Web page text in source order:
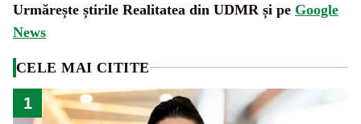
Urmărește știrile Realitatea din UDMR și pe Google
News
CELE MAI CITITE
1